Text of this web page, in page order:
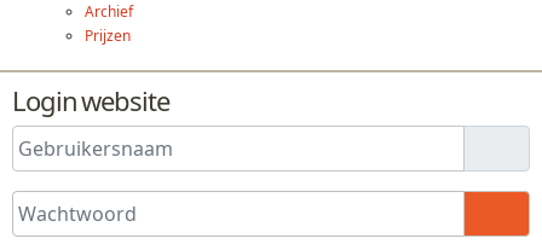
Archief
Prijzen
Login website
Gebruikersnaam
Wachtwoord